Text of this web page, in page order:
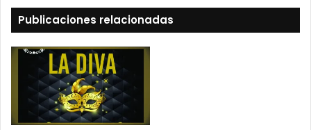
Publicaciones relacionadas